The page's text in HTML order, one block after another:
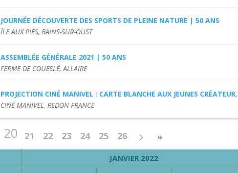
JOURNÉE DÉCOUVERTE DES SPORTS DE PLEINE NATURE | 50 ANS
ÎLE AUX PIES, BAINS-SUR-OUST
ASSEMBLÉE GÉNÉRALE 2021 | 50 ANS
FERME DE COUESLÉ, ALLAIRE
PROJECTION CINÉ MANIVEL : CARTE BLANCHE AUX JEUNES
CINÉ MANIVEL, REDON FRANCE
20 21 22 23 24 25 26
JANVIER 2022